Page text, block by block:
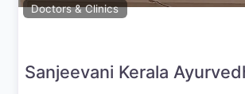
Doctors & Clinics
Sanjeevani Kerala